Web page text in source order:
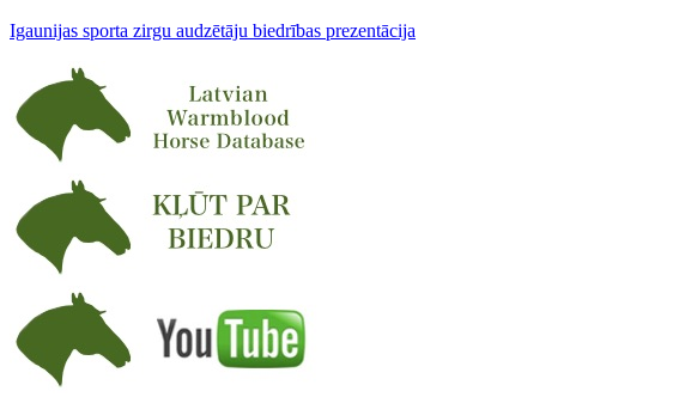
Igaunijas sporta zirgu audzētāju biedrības prezentācija